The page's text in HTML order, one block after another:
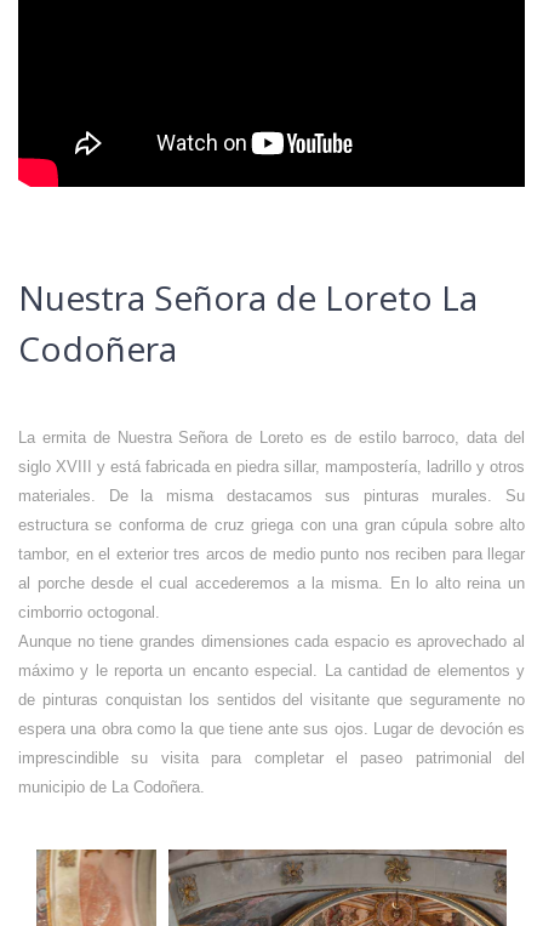
Nuestra Señora de Loreto La
Codoñera
La ermita de Nuestra Señora de Loreto es de estilo barroco, data del
siglo XVIII y está fabricada en piedra sillar, mampostería, ladrillo y otros
materiales. De la misma destacamos sus pinturas murales. Su
estructura se conforma de cruz griega con una gran cúpula sobre alto
tambor, en el exterior tres arcos de medio punto nos reciben para llegar
al porche desde el cual accederemos a la misma. En lo alto reina un
cimborrio octogonal.
Aunque no tiene grandes dimensiones cada espacio es aprovechado al
máximo y le reporta un encanto especial. La cantidad de elementos y
de pinturas conquistan los sentidos del visitante que seguramente no
espera una obra como la que tiene ante sus ojos. Lugar de devoción es
imprescindible su visita para completar el paseo patrimonial del
municipio de La Codoñera.